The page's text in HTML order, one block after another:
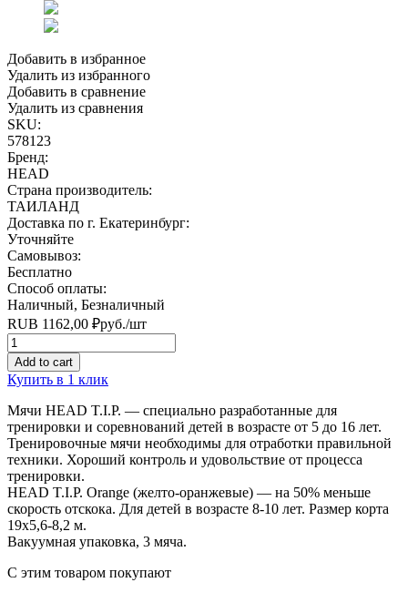
Добавить в избранное
Удалить из избранного
Добавить в сравнение
Удалить из сравнения
SKU:
578123
Бренд:
HEAD
Страна производитель:
ТАИЛАНД
Доставка по г. Екатеринбург:
Уточняйте
Самовывоз:
Бесплатно
Способ оплаты:
Наличный, Безналичный
RUB 1162,00 ₽руб./шт
Quantity
Add to cart
Купить в 1 клик
Мячи HEAD T.I.P. — специально разработанные для
тренировки и соревнований детей в возрасте от 5 до 16 лет.
Тренировочные мячи необходимы для отработки правильной
техники. Хороший контроль и удовольствие от процесса
тренировки.
HEAD T.I.P. Orange (желто-оранжевые) — на 50% меньше
скорость отскока. Для детей в возрасте 8-10 лет. Размер корта
19х5,6-8,2 м.
Вакуумная упаковка, 3 мяча.
С этим товаром покупают